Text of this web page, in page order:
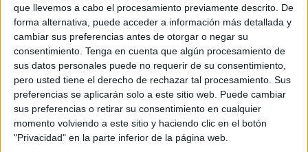
que llevemos a cabo el procesamiento previamente descrito. De
forma alternativa, puede acceder a información más detallada y
cambiar sus preferencias antes de otorgar o negar su
consentimiento. Tenga en cuenta que algún procesamiento de
sus datos personales puede no requerir de su consentimiento,
pero usted tiene el derecho de rechazar tal procesamiento. Sus
preferencias se aplicarán solo a este sitio web. Puede cambiar
sus preferencias o retirar su consentimiento en cualquier
momento volviendo a este sitio y haciendo clic en el botón
"Privacidad" en la parte inferior de la página web.
El text exigeix al Govern que faci més 'àgils' els protocols per
emergències
>15-03-2010 18:42 h